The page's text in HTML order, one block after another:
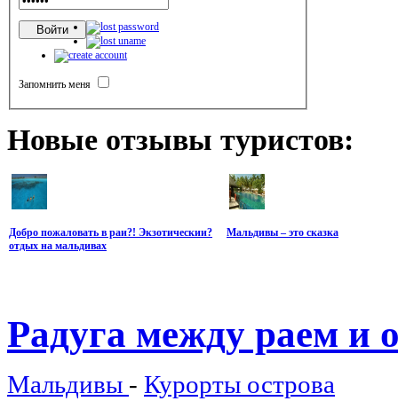
Запомнить меня
Новые отзывы туристов:
Добро пожаловать в раи?! Экзотическии?
отдых на мальдивах
Мальдивы – это сказка
Радуга между раем и
Мальдивы - Курорты острова